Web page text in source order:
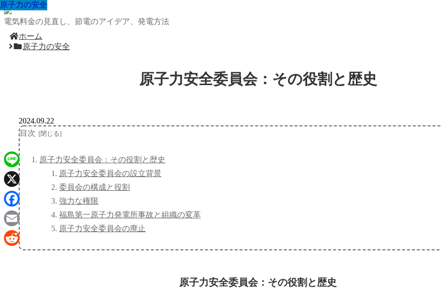
電気料金の見直し、節電のアイデア、発電方法
ホーム
原子力の安全
原子力安全委員会：その役割と歴史
原子力の安全
2024.09.22
目次
原子力安全委員会：その役割と歴史
原子力安全委員会の設立背景
委員会の構成と役割
強力な権限
福島第一原子力発電所事故と組織の変革
原子力安全委員会の廃止
原子力安全委員会：その役割と歴史
原子力の安全
原子力の安全
原子力の安全
原子力の安全
原子力の安全
原子力の安全
原子力の安全
原子力の安全
Line
X
Facebook
Email